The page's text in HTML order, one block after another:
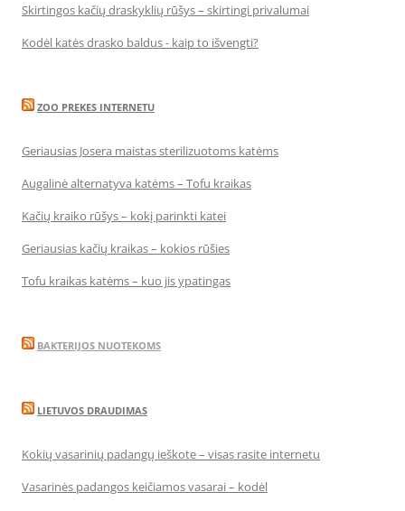
Skirtingos kačių draskyklių rūšys – skirtingi privalumai
Kodėl katės drasko baldus - kaip to išvengti?
ZOO PREKES INTERNETU
Geriausias Josera maistas sterilizuotoms katėms
Augalinė alternatyva katėms – Tofu kraikas
Kačių kraiko rūšys – kokį parinkti katei
Geriausias kačių kraikas – kokios rūšies
Tofu kraikas katėms – kuo jis ypatingas
BAKTERIJOS NUOTEKOMS
LIETUVOS DRAUDIMAS
Kokių vasarinių padangų ieškote – visas rasite internetu
Vasarinės padangos keičiamos vasarai – kodėl